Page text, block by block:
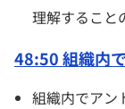
理解すること
48:50 組織内
組織内でアン